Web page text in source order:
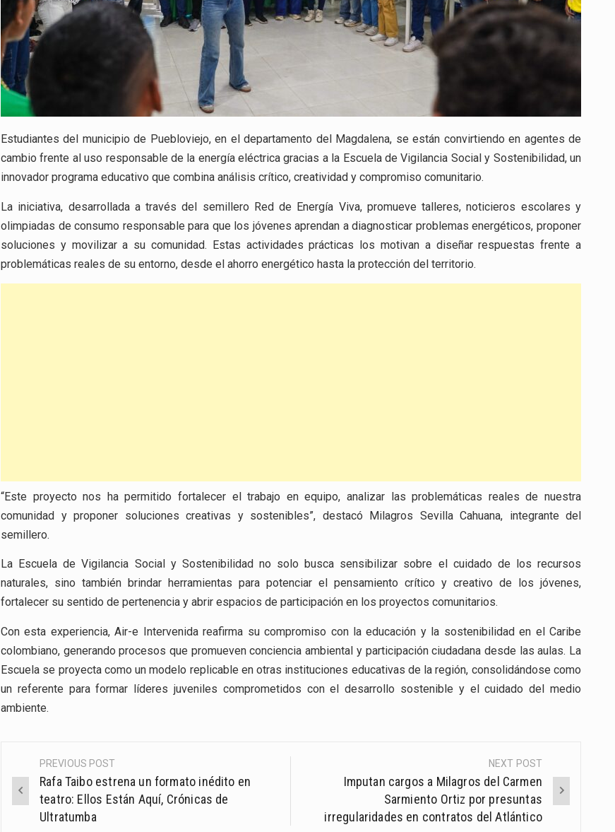
Estudiantes del municipio de Puebloviejo, en el departamento del Magdalena, se están convirtiendo en agentes de
cambio frente al uso responsable de la energía eléctrica gracias a la Escuela de Vigilancia Social y Sostenibilidad, un
innovador programa educativo que combina análisis crítico, creatividad y compromiso comunitario.
La iniciativa, desarrollada a través del semillero Red de Energía Viva, promueve talleres, noticieros escolares y
olimpiadas de consumo responsable para que los jóvenes aprendan a diagnosticar problemas energéticos, proponer
soluciones y movilizar a su comunidad. Estas actividades prácticas los motivan a diseñar respuestas frente a
problemáticas reales de su entorno, desde el ahorro energético hasta la protección del territorio.
“Este proyecto nos ha permitido fortalecer el trabajo en equipo, analizar las problemáticas reales de nuestra
comunidad y proponer soluciones creativas y sostenibles”, destacó Milagros Sevilla Cahuana, integrante del
semillero.
La Escuela de Vigilancia Social y Sostenibilidad no solo busca sensibilizar sobre el cuidado de los recursos
naturales, sino también brindar herramientas para potenciar el pensamiento crítico y creativo de los jóvenes,
fortalecer su sentido de pertenencia y abrir espacios de participación en los proyectos comunitarios.
Con esta experiencia, Air-e Intervenida reafirma su compromiso con la educación y la sostenibilidad en el Caribe
colombiano, generando procesos que promueven conciencia ambiental y participación ciudadana desde las aulas. La
Escuela se proyecta como un modelo replicable en otras instituciones educativas de la región, consolidándose como
un referente para formar líderes juveniles comprometidos con el desarrollo sostenible y el cuidado del medio
ambiente.
Post
navigation
PREVIOUS POST
Rafa Taibo estrena un formato inédito en
teatro: Ellos Están Aquí, Crónicas de
Ultratumba
NEXT POST
Imputan cargos a Milagros del Carmen
Sarmiento Ortiz por presuntas
irregularidades en contratos del Atlántico